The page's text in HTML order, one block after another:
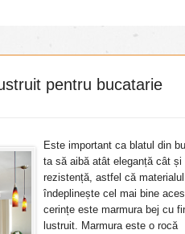
pentru bucatarie
Este important ca blatul din
ta să aibă atât eleganță cât și
rezistență, astfel că
îndeplinește cel mai bine
cerințe este marmura bej cu
lustruit. Marmura este o rocă